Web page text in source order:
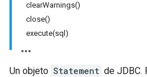
clearWarnings()
close()
execute(sql)
Un objeto Statement de JDBC.